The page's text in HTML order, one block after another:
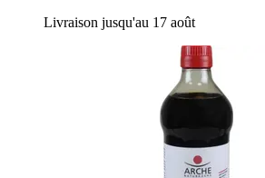
Livraison jusqu'au 17 août